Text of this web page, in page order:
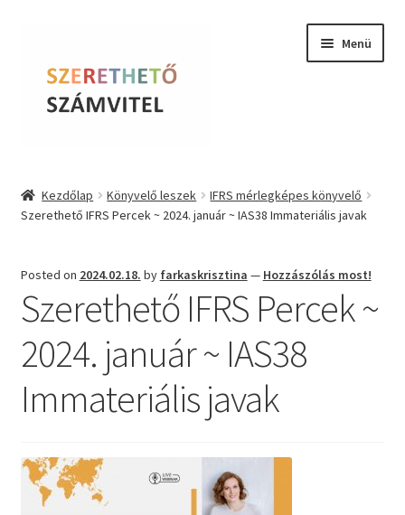
navigációhoz
tartalomba
Menü
Online kurzusok
Tudástár
Farkas Krisztina
Kezdőlap Könyvelő leszek
IFRS mérlegképes könyvelő
Szerethető IFRS Percek ~ 2024. január ~ IAS38 Immateriális javak
Posted on 2024.02.18. by farkaskrisztina — Hozzászólás most!
Szerethető IFRS Percek ~
2024. január ~ IAS38
Immateriális javak